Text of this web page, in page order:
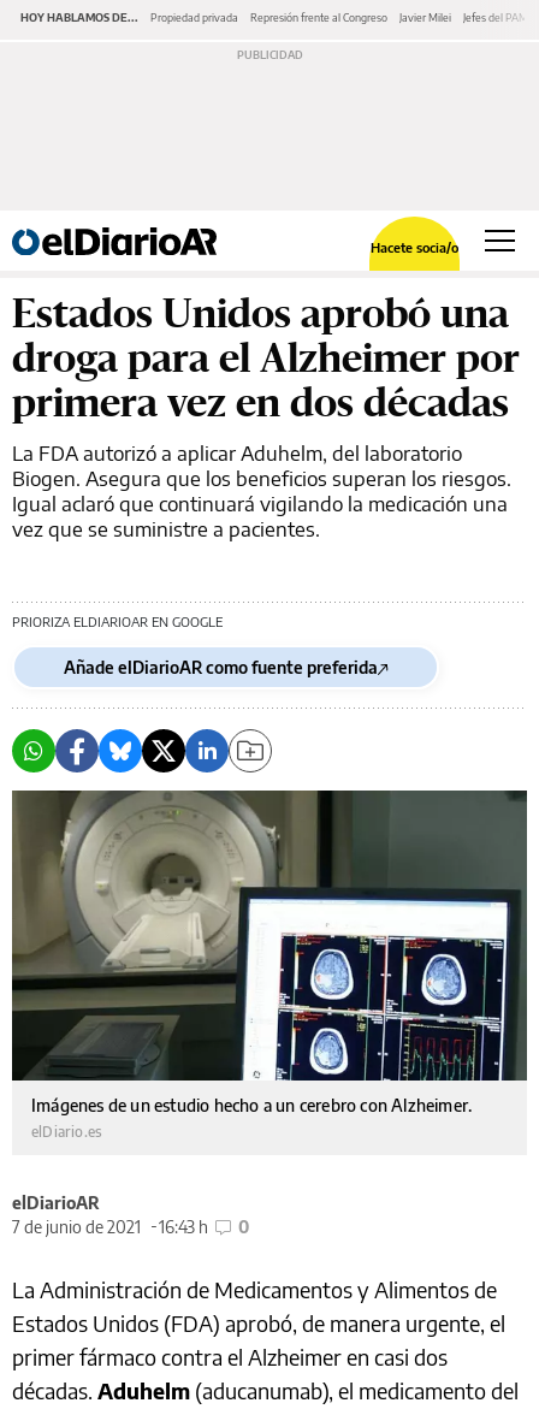
HOY HABLAMOS DE... Propiedad privada Represión frente al Congreso Javier Milei Jefes del PAMI
Hacete socia/o
Estados Unidos aprobó una
droga para el Alzheimer por
primera vez en dos décadas
La FDA autorizó a aplicar Aduhelm, del laboratorio
Biogen. Asegura que los beneficios superan los riesgos.
Igual aclaró que continuará vigilando la medicación una
vez que se suministre a pacientes.
PRIORIZA ELDIARIOAR EN GOOGLE
Añade elDiarioAR como fuente preferida
Imágenes de un estudio hecho a un cerebro con Alzheimer.
elDiario.es
elDiarioAR
7 de junio de 2021
16:43 h 0
La Administración de Medicamentos y Alimentos de
Estados Unidos (FDA) aprobó, de manera urgente, el
primer fármaco contra el Alzheimer en casi dos
décadas. Aduhelm (aducanumab), el medicamento del